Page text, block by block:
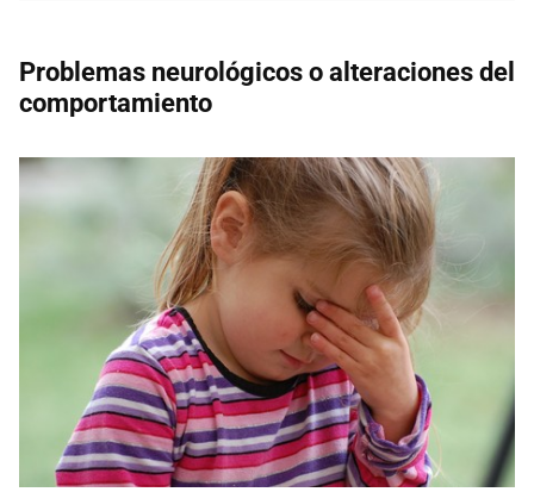
Problemas neurológicos o alteraciones del
comportamiento